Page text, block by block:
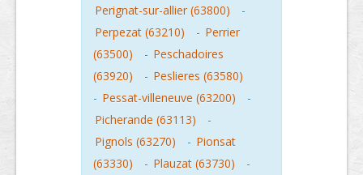
Perignat-sur-allier (63800)
-
Perpezat (63210)
- Perrier
(63500)
- Peschadoires
(63920)
- Peslieres (63580)
- Pessat-villeneuve (63200)
-
Picherande (63113)
-
Pignols (63270)
- Pionsat
(63330)
- Plauzat (63730)
-